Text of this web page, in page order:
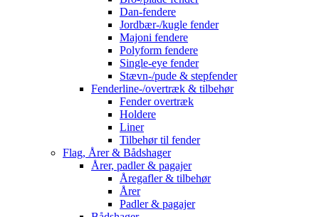
Dan-fendere
Jordbær-/kugle fender
Majoni fendere
Polyform fendere
Single-eye fender
Stævn-/pude & stepfender
Fenderline-/overtræk & tilbehør
Fender overtræk
Holdere
Liner
Tilbehør til fender
Flag, Årer & Bådshager
Årer, padler & pagajer
Åregafler & tilbehør
Årer
Padler & pagajer